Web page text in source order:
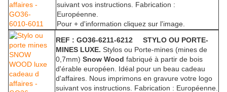
suivant vos instructions. Fabrication :
Européenne.
Pour + d'information cliquez sur l'image.
REF : GO36-6211-6212 STYLO OU PORTE-
MINES LUXE. Stylos ou Porte-mines (mines de
0,7mm) Snow Wood fabriqué à partir de bois
d'érable européen. Idéal pour un beau cadeau
d'affaires. Nous imprimons en gravure votre logo
suivant vos instructions. Fabrication : Européenne.